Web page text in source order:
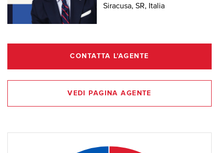
Siracusa, SR, Italia
CONTATTA L'AGENTE
VEDI PAGINA AGENTE